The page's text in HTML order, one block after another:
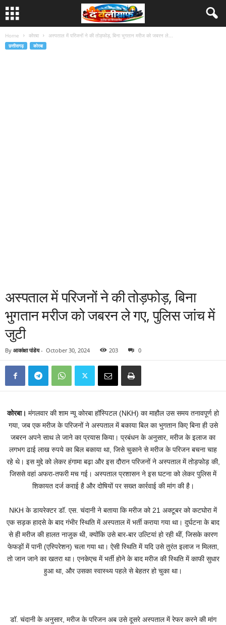
Home कोरबा अस्पताल में परिजनों ने की तोड़फोड़, बिना भुगतान मरीज को जबरन ले...
छत्तीसगढ़ कोरबा
अस्पताल में परिजनों ने की तोड़फोड़, बिना
भुगतान मरीज को जबरन ले गए, पुलिस जांच में
जुटी
By आकांक्षा पांडेय- October 30, 2024 203 0
कोरबा। मंगलवार की शाम न्यू कोरबा हॉस्पिटल (NKH) का माहौल उस समय तनावपूर्ण हो
गया, जब एक मरीज के परिजनों ने अस्पताल में बकाया बिल का भुगतान किए बिना ही उसे
जबरन अपने साथ ले जाने का प्रयास किया। प्रबंधन के अनुसार, मरीज के इलाज का
लगभग ढाई लाख रुपये का बिल बकाया था, जिसे चुकाने से मरीज के परिजन बचना चाह
रहे थे। इस मुद्दे को लेकर हंगामा बढ़ा और इस दौरान परिजनों ने अस्पताल में तोड़फोड़ की,
जिससे वहां अफरा-तफरी मच गई। अस्पताल प्रशासन ने इस घटना को लेकर पुलिस में
शिकायत दर्ज कराई है और दोषियों पर सख्त कार्रवाई की मांग की है।
NKH के डायरेक्टर डॉ. एस. चंदानी ने बताया कि मरीज को 21 अक्टूबर को कटघोरा में
एक सड़क हादसे के बाद गंभीर स्थिति में अस्पताल में भर्ती कराया गया था। दुर्घटना के बाद
से ही मरीज की हालत नाजुक थी, क्योंकि उसे बार-बार उल्टियां हो रही थीं, जिसके कारण
फेफड़ों में पानी (एस्पिरेशन) चला गया था। ऐसी स्थिति में यदि उसे तुरंत इलाज न मिलता,
तो जान जाने का खतरा था। एनकेएच में भर्ती होने के बाद मरीज की स्थिति में काफी सुधार
हुआ था, और उसका स्वास्थ्य पहले से बेहतर हो चुका था।
डॉ. चंदानी के अनुसार, मरीज के परिजन अब उसे दूसरे अस्पताल में रेफर करने की मांग